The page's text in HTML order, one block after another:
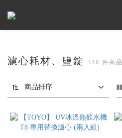
濾心耗材、鹽錠 340 件商品
商品排序